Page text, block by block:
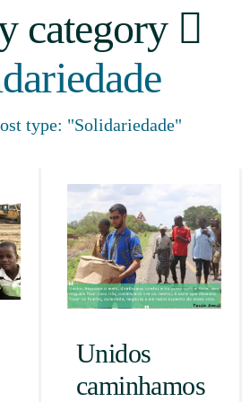
category
type: "Solidariedade"
Unidos
caminhamos